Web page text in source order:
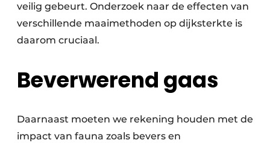
veilig gebeurt. Onderzoek naar de effecten van
verschillende maaimethoden op dijksterkte is
daarom cruciaal.
Beverwerend gaas
Daarnaast moeten we rekening houden met de
impact van fauna zoals bevers en